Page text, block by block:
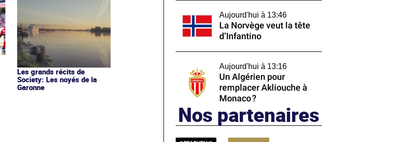
Les grands récits de
Society: Les noyés de la
Garonne
Aujourd'hui à 13:46
La Norvège veut la tête
d’Infantino
Aujourd'hui à 13:16
Un Algérien pour
remplacer Akliouche à
Monaco ?
Nos partenaires